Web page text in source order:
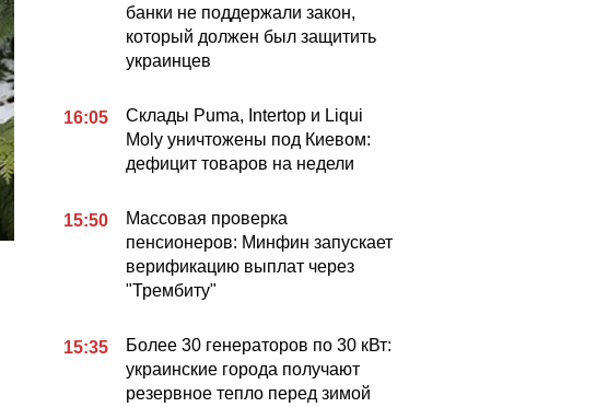
банки не поддержали закон,
который должен был защитить
украинцев
16:05
Склады Puma, Intertop и Liqui
Moly уничтожены под Киевом:
дефицит товаров на недели
15:50
Массовая проверка
пенсионеров: Минфин запускает
верификацию выплат через
"Трембиту"
15:35
Более 30 генераторов по 30 кВт:
украинские города получают
резервное тепло перед зимой